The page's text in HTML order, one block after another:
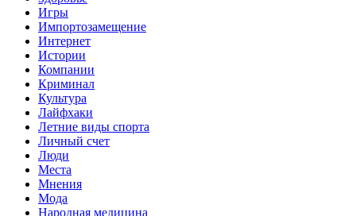
Игры
Импортозамещение
Интернет
Истории
Компании
Криминал
Культура
Лайфхаки
Летние виды спорта
Личный счет
Люди
Места
Мнения
Мода
Народная медицина